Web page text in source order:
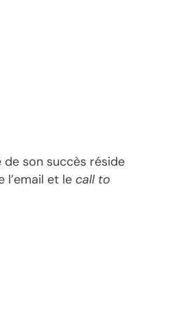
son succès réside
l’email et le call to